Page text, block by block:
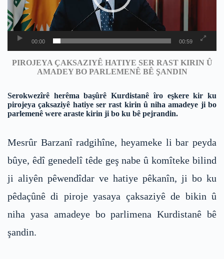
00:00 00:59
PIROJEYA ÇAKSAZIYÊ HATIYE SER RAST KIRIN Û
AMADEY BO PARLEMENÊ BÊ ŞANDIN
Serokwezîrê herêma başûrê Kurdistanê îro eşkere kir ku
pirojeya çaksaziyê hatiye ser rast kirin û niha amadeye ji bo
parlemenê were araste kirin ji bo ku bê pejrandin.
Mesrûr Barzanî radgihîne, heyameke li bar peyda
bûye, êdî genedelî têde geş nabe û komîteke bilind
ji aliyên pêwendîdar ve hatiye pêkanîn, ji bo ku
pêdaçûnê di piroje yasaya çaksaziyê de bikin û
niha yasa amadeye bo parlimena Kurdistanê bê
şandin.